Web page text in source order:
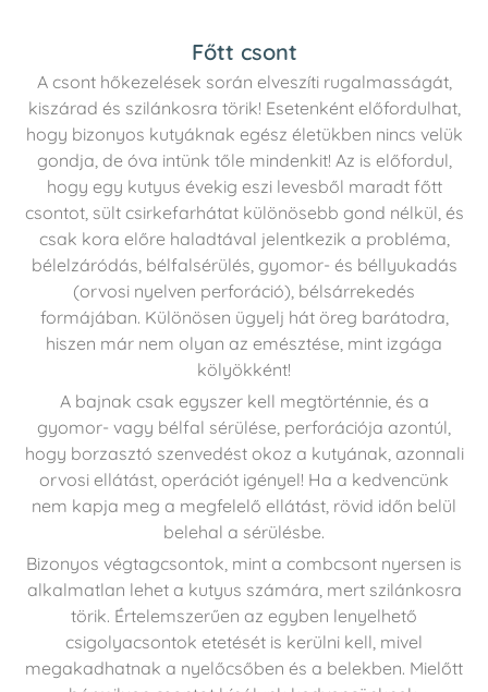
Főtt csont
A csont hőkezelések során elveszíti rugalmasságát,
kiszárad és szilánkosra törik! Esetenként előfordulhat,
hogy bizonyos kutyáknak egész életükben nincs velük
gondja, de óva intünk tőle mindenkit! Az is előfordul,
hogy egy kutyus évekig eszi levesből maradt főtt
csontot, sült csirkefarhátat különösebb gond nélkül, és
csak kora előre haladtával jelentkezik a probléma,
bélelzáródás, bélfalsérülés, gyomor- és béllyukadás
(orvosi nyelven perforáció), bélsárrekedés
formájában. Különösen ügyelj hát öreg barátodra,
hiszen már nem olyan az emésztése, mint izgága
kölyökként!
A bajnak csak egyszer kell megtörténnie, és a
gyomor- vagy bélfal sérülése, perforációja azontúl,
hogy borzasztó szenvedést okoz a kutyának, azonnali
orvosi ellátást, operációt igényel! Ha a kedvencünk
nem kapja meg a megfelelő ellátást, rövid időn belül
belehal a sérülésbe.
Bizonyos végtagcsontok, mint a combcsont nyersen is
alkalmatlan lehet a kutyus számára, mert szilánkosra
törik. Értelemszerűen az egyben lenyelhető
csigolyacsontok etetését is kerülni kell, mivel
megakadhatnak a nyelőcsőben és a belekben. Mielőtt